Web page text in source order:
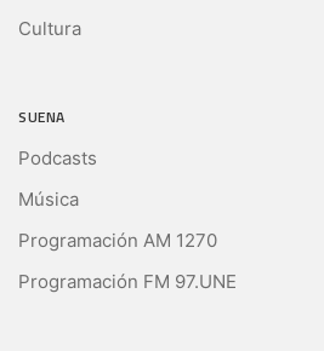
Cultura
SUENA
Podcasts
Música
Programación AM 1270
Programación FM 97.UNE